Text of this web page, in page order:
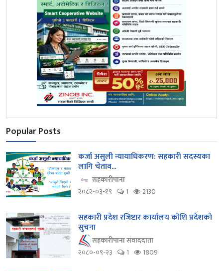
Popular Posts
कर्जा असुली न्यायाधिकरण: सहकारी सदस्यका
लागि चेताव...
सहकारीपाना
२०८२-०३-१९
1 2130
सहकारी प्रदेश रजिष्टार कार्यालय कोशि प्रदेशको
सुचना
सहकारीपाना संवाददाता
२०८०-०९-२३
1 1809